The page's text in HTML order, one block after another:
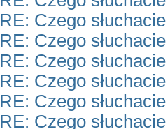
RE: Czego
RE: Czego
RE: Czego
RE: Czego
RE: Czego
RE: Czego